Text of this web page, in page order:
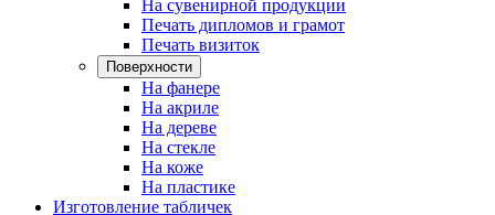
На сувенирной продукции
Печать дипломов и грамот
Печать визиток
Поверхности
На фанере
На акриле
На дереве
На стекле
На коже
На пластике
Изготовление табличек